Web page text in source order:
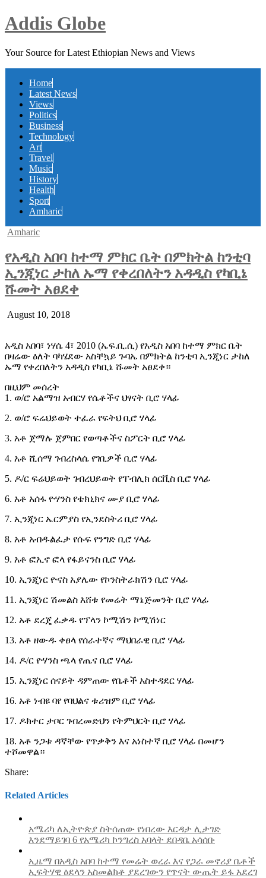
Addis Globe
Your Source for Latest Ethiopian News and Views
Home
Latest News
Views
Politics
Business
Technology
Art
Travel
Music
History
Health
Sport
Amharic
Posted
Amharic
የአዲስ አበባ ከተማ ምክር ቤት በምክትል ከንቲባ
ኢንጂነር ታከለ ኡማ የቀረበለትን አዳዲስ የካቢኔ
ሹመት አፀደቀ
August 10, 2018
አዲስ አበባ፣ ነሃሴ 4፣ 2010 (ኤፍ.ቢ.ሲ) የአዲስ አበባ ከተማ ምክር ቤት
በዛሬው ዕለት ባካሄደው አስቸኳይ ጉባኤ በምክትል ከንቲባ ኢንጂነር ታከለ
ኡማ የቀረበለትን አዳዲስ የካቢኔ ሹመት አፀደቀ።
በዚህም መሰረት
1. ወ/ሮ አልማዝ አብርሃ የሴቶችና ህፃናት ቢሮ ሃላፊ
2. ወ/ሮ ፍሬህይወት ተፈራ የፍትህ ቢሮ ሃላፊ
3. አቶ ጀማሉ ጀምበር የወጣቶችና ስፖርት ቢሮ ሃላፊ
4. አቶ ሺሰማ ገብረስላሴ የገቢዎች ቢሮ ሃላፊ
5. ዶ/ር ፍሬህይወት ገብረህይወት የፐብሊክ ሰርቪስ ቢሮ ሃላፊ
6. አቶ አሰፋ ዮሃንስ የቴክኒክና ሙያ ቢሮ ሃላፊ
7. ኢንጂነር ኤርምያስ የኢንደስትሪ ቢሮ ሃላፊ
8. አቶ አብዱልፈታ የሱፍ የንግድ ቢሮ ሃላፊ
9. አቶ ፎኢኖ ፎላ የፋይናንስ ቢሮ ሃላፊ
10. ኢንጂነር ዮናስ አያሌው የኮንስትራክሽን ቢሮ ሃላፊ
11. ኢንጂነር ሽመልስ እሸቱ የመሬት ማኔጅመንት ቢሮ ሃላፊ
12. አቶ ደረጄ ፈቃዱ የፕላን ኮሚሽን ኮሚሽነር
13. አቶ ዘውዱ ቀፀላ የሰራተኛና ማህበራዊ ቢሮ ሃላፊ
14. ዶ/ር ዮሃንስ ጫላ የጤና ቢሮ ሃላፊ
15. ኢንጂነር ሰናይት ዳምጠው የቤቶች አስተዳደር ሃላፊ
16. አቶ ነብዩ ባየ የባህልና ቱሪዝም ቢሮ ሃላፊ
17. ዶክተር ታቦር ገብረመድህን የትምህርት ቢሮ ሃላፊ
18. አቶ ንጋቱ ዳኛቸው የጥቃቅን እና አነስተኛ ቢሮ ሃላፊ በመሆን
ተሾመዋል።
Share:
Related Articles
አሜሪካ ለኢትዮጵያ ስትሰጠው የነበረው እርዳታ ሊታገድ
እንደማይገባ 6 የአሜሪካ ኮንግረስ አባላት ደበዳቤ አሳሰቡ
ኢዜማ በአዲስ አበባ ከተማ የመሬት ወረራ እና የጋራ መኖሪያ ቤቶች
ኢፍትሃዊ ዕደላን አስመልክቶ ያደረገውን የጥናት ውጤት ይፋ አደረገ